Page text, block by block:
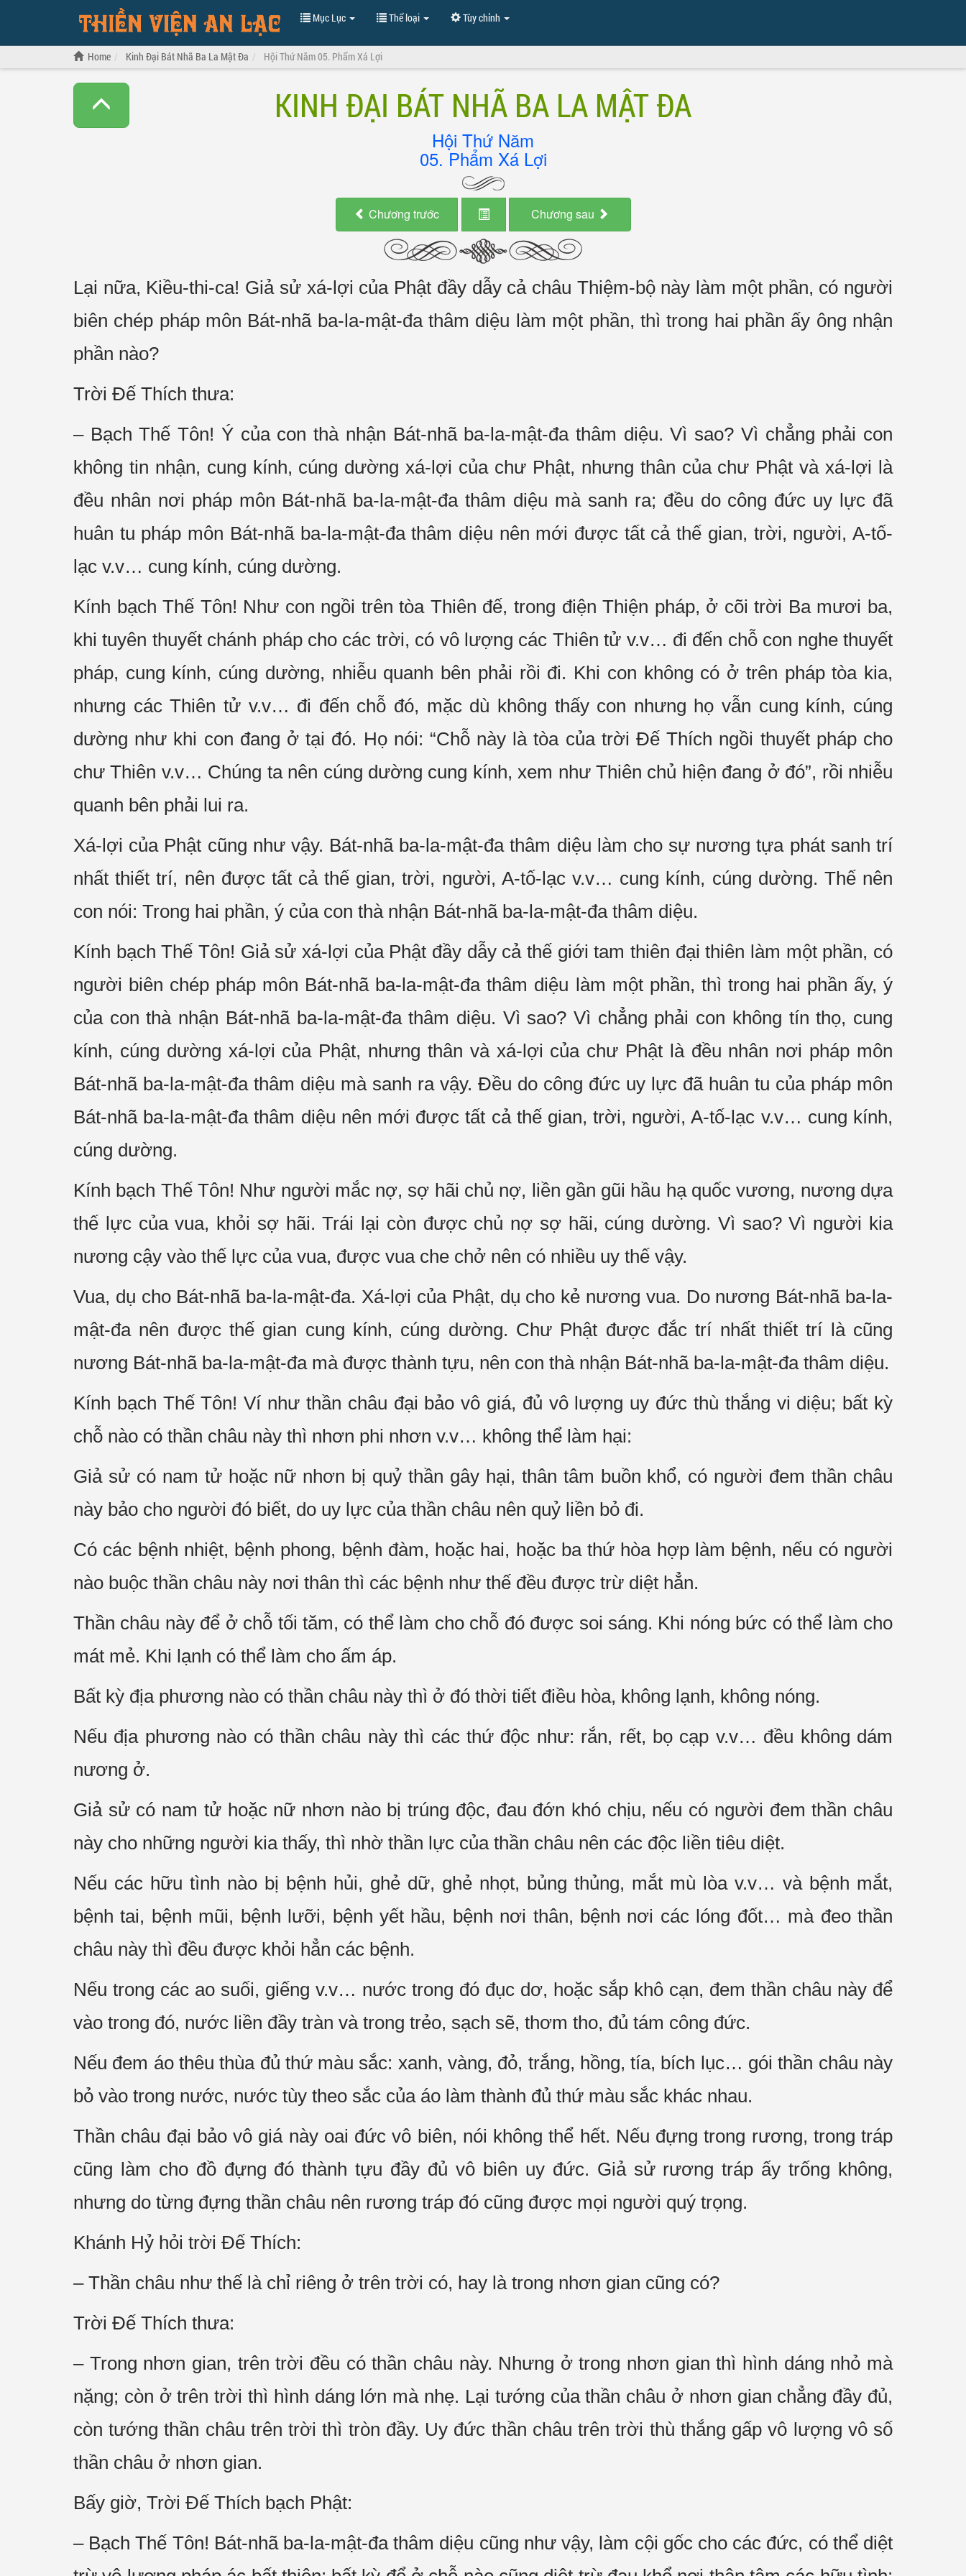
Mục Lục Thể loại Tùy chỉnh
Home Kinh Đại Bát Nhã Ba La Mật Đa Hội Thứ Năm 05. Phẩm Xá Lợi
KINH ĐẠI BÁT NHÃ BA LA MẬT ĐA
Hội Thứ Năm
05. Phẩm Xá Lợi
Chương trước Chương sau
Lại nữa, Kiều-thi-ca! Giả sử xá-lợi của Phật đầy dẫy cả châu Thiệm-bộ này làm một phần, có người
biên chép pháp môn Bát-nhã ba-la-mật-đa thâm diệu làm một phần, thì trong hai phần ấy ông nhận
phần nào?
Trời Ðế Thích thưa:
– Bạch Thế Tôn! Ý của con thà nhận Bát-nhã ba-la-mật-đa thâm diệu. Vì sao? Vì chẳng phải con
không tin nhận, cung kính, cúng dường xá-lợi của chư Phật, nhưng thân của chư Phật và xá-lợi là
đều nhân nơi pháp môn Bát-nhã ba-la-mật-đa thâm diệu mà sanh ra; đều do công đức uy lực đã
huân tu pháp môn Bát-nhã ba-la-mật-đa thâm diệu nên mới được tất cả thế gian, trời, người, A-tố-
lạc v.v… cung kính, cúng dường.
Kính bạch Thế Tôn! Như con ngồi trên tòa Thiên đế, trong điện Thiện pháp, ở cõi trời Ba mươi ba,
khi tuyên thuyết chánh pháp cho các trời, có vô lượng các Thiên tử v.v… đi đến chỗ con nghe thuyết
pháp, cung kính, cúng dường, nhiễu quanh bên phải rồi đi. Khi con không có ở trên pháp tòa kia,
nhưng các Thiên tử v.v… đi đến chỗ đó, mặc dù không thấy con nhưng họ vẫn cung kính, cúng
dường như khi con đang ở tại đó. Họ nói: “Chỗ này là tòa của trời Ðế Thích ngồi thuyết pháp cho
chư Thiên v.v… Chúng ta nên cúng dường cung kính, xem như Thiên chủ hiện đang ở đó”, rồi nhiễu
quanh bên phải lui ra.
Xá-lợi của Phật cũng như vậy. Bát-nhã ba-la-mật-đa thâm diệu làm cho sự nương tựa phát sanh trí
nhất thiết trí, nên được tất cả thế gian, trời, người, A-tố-lạc v.v… cung kính, cúng dường. Thế nên
con nói: Trong hai phần, ý của con thà nhận Bát-nhã ba-la-mật-đa thâm diệu.
Kính bạch Thế Tôn! Giả sử xá-lợi của Phật đầy dẫy cả thế giới tam thiên đại thiên làm một phần, có
người biên chép pháp môn Bát-nhã ba-la-mật-đa thâm diệu làm một phần, thì trong hai phần ấy, ý
của con thà nhận Bát-nhã ba-la-mật-đa thâm diệu. Vì sao? Vì chẳng phải con không tín thọ, cung
kính, cúng dường xá-lợi của Phật, nhưng thân và xá-lợi của chư Phật là đều nhân nơi pháp môn
Bát-nhã ba-la-mật-đa thâm diệu mà sanh ra vậy. Đều do công đức uy lực đã huân tu của pháp môn
Bát-nhã ba-la-mật-đa thâm diệu nên mới được tất cả thế gian, trời, người, A-tố-lạc v.v… cung kính,
cúng dường.
Kính bạch Thế Tôn! Như người mắc nợ, sợ hãi chủ nợ, liền gần gũi hầu hạ quốc vương, nương dựa
thế lực của vua, khỏi sợ hãi. Trái lại còn được chủ nợ sợ hãi, cúng dường. Vì sao? Vì người kia
nương cậy vào thế lực của vua, được vua che chở nên có nhiều uy thế vậy.
Vua, dụ cho Bát-nhã ba-la-mật-đa. Xá-lợi của Phật, dụ cho kẻ nương vua. Do nương Bát-nhã ba-la-
mật-đa nên được thế gian cung kính, cúng dường. Chư Phật được đắc trí nhất thiết trí là cũng
nương Bát-nhã ba-la-mật-đa mà được thành tựu, nên con thà nhận Bát-nhã ba-la-mật-đa thâm diệu.
Kính bạch Thế Tôn! Ví như thần châu đại bảo vô giá, đủ vô lượng uy đức thù thắng vi diệu; bất kỳ
chỗ nào có thần châu này thì nhơn phi nhơn v.v… không thể làm hại:
Giả sử có nam tử hoặc nữ nhơn bị quỷ thần gây hại, thân tâm buồn khổ, có người đem thần châu
này bảo cho người đó biết, do uy lực của thần châu nên quỷ liền bỏ đi.
Có các bệnh nhiệt, bệnh phong, bệnh đàm, hoặc hai, hoặc ba thứ hòa hợp làm bệnh, nếu có người
nào buộc thần châu này nơi thân thì các bệnh như thế đều được trừ diệt hẳn.
Thần châu này để ở chỗ tối tăm, có thể làm cho chỗ đó được soi sáng. Khi nóng bức có thể làm cho
mát mẻ. Khi lạnh có thể làm cho ấm áp.
Bất kỳ địa phương nào có thần châu này thì ở đó thời tiết điều hòa, không lạnh, không nóng.
Nếu địa phương nào có thần châu này thì các thứ độc như: rắn, rết, bọ cạp v.v… đều không dám
nương ở.
Giả sử có nam tử hoặc nữ nhơn nào bị trúng độc, đau đớn khó chịu, nếu có người đem thần châu
này cho những người kia thấy, thì nhờ thần lực của thần châu nên các độc liền tiêu diệt.
Nếu các hữu tình nào bị bệnh hủi, ghẻ dữ, ghẻ nhọt, bủng thủng, mắt mù lòa v.v… và bệnh mắt,
bệnh tai, bệnh mũi, bệnh lưỡi, bệnh yết hầu, bệnh nơi thân, bệnh nơi các lóng đốt… mà đeo thần
châu này thì đều được khỏi hẳn các bệnh.
Nếu trong các ao suối, giếng v.v… nước trong đó đục dơ, hoặc sắp khô cạn, đem thần châu này để
vào trong đó, nước liền đầy tràn và trong trẻo, sạch sẽ, thơm tho, đủ tám công đức.
Nếu đem áo thêu thùa đủ thứ màu sắc: xanh, vàng, đỏ, trắng, hồng, tía, bích lục… gói thần châu này
bỏ vào trong nước, nước tùy theo sắc của áo làm thành đủ thứ màu sắc khác nhau.
Thần châu đại bảo vô giá này oai đức vô biên, nói không thể hết. Nếu đựng trong rương, trong tráp
cũng làm cho đồ đựng đó thành tựu đầy đủ vô biên uy đức. Giả sử rương tráp ấy trống không,
nhưng do từng đựng thần châu nên rương tráp đó cũng được mọi người quý trọng.
Khánh Hỷ hỏi trời Ðế Thích:
– Thần châu như thế là chỉ riêng ở trên trời có, hay là trong nhơn gian cũng có?
Trời Ðế Thích thưa:
– Trong nhơn gian, trên trời đều có thần châu này. Nhưng ở trong nhơn gian thì hình dáng nhỏ mà
nặng; còn ở trên trời thì hình dáng lớn mà nhẹ. Lại tướng của thần châu ở nhơn gian chẳng đầy đủ,
còn tướng thần châu trên trời thì tròn đầy. Uy đức thần châu trên trời thù thắng gấp vô lượng vô số
thần châu ở nhơn gian.
Bấy giờ, Trời Ðế Thích bạch Phật:
– Bạch Thế Tôn! Bát-nhã ba-la-mật-đa thâm diệu cũng như vậy, làm cội gốc cho các đức, có thể diệt